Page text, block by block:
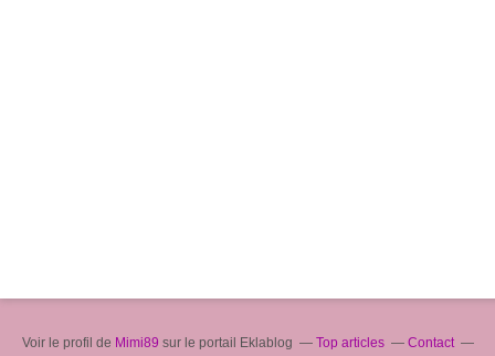
Voir le profil de Mimi89 sur le portail Eklablog Top articles
Contact